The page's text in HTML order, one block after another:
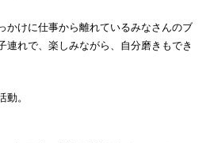
かけに仕事から離れているみなさんのブ
連れで、楽しみながら、自分磨きもでき
。